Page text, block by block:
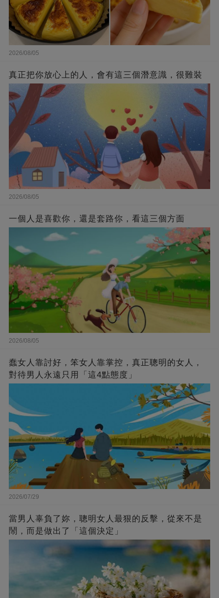
2026/08/05
真正把你放心上的人，會有這三個潛意識，很難裝
2026/08/05
一個人是喜歡你，還是套路你，看這三個方面
2026/08/05
蠢女人靠討好，笨女人靠掌控，真正聰明的女人，
對待男人永遠只用「這4點態度」
2026/07/29
當男人辜負了妳，聰明女人最狠的反擊，從來不是
鬧，而是做出了「這個決定」